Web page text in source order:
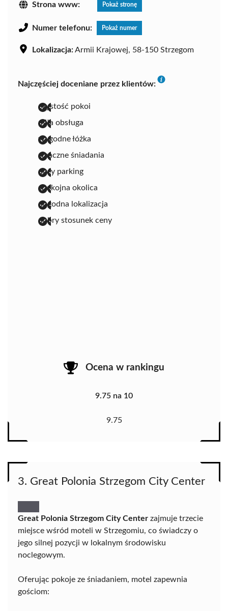
Strona www: Pokaż stronę
Numer telefonu: Pokaż numer
Lokalizacja:Armii Krajowej, 58-150 Strzegom
Najczęściej doceniane przez klientów:
czystość pokoi
miła obsługa
wygodne łóżka
smaczne śniadania
duży parking
spokojna okolica
dogodna lokalizacja
dobry stosunek ceny
Ocena w rankingu
9.75 na 10
9.75
3. Great Polonia Strzegom City Center
Great Polonia Strzegom City Center zajmuje trzecie
miejsce wśród moteli w Strzegomiu, co świadczy o
jego silnej pozycji w lokalnym środowisku
noclegowym.
Oferując pokoje ze śniadaniem, motel zapewnia
gościom: